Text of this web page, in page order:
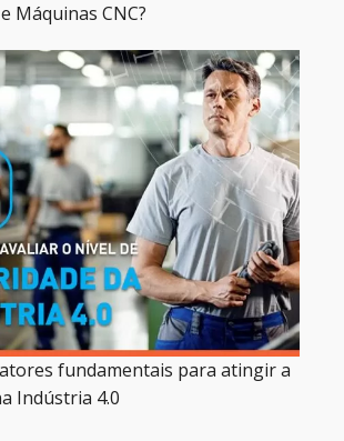
Máquinas CNC?
fundamentais para atingir a
Indústria 4.0